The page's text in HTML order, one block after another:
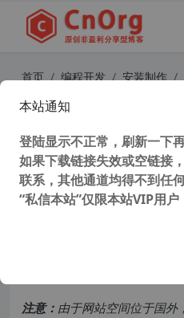
首页 编程开发 安装制作
独家汉化 Visual
丁制作工具 汉化
h的软件
53,120 次浏览次阅读
注意： 由于网站空间位于国外
本站通知
登陆显示不正常，刷新一下
如果下载链接失效或空链接
联系，其他通道均得不到任
“私信本站”仅限本站VIP用